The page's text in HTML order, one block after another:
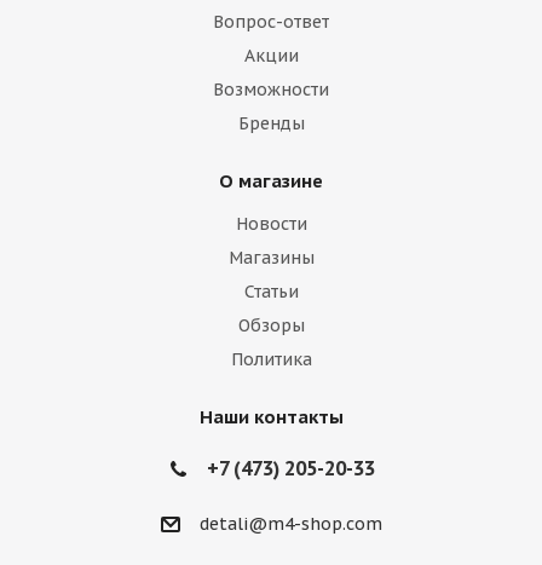
Вопрос-ответ
Акции
Возможности
Бренды
О магазине
Новости
Магазины
Статьи
Обзоры
Политика
Наши контакты
+7 (473) 205-20-33
detali@m4-shop.com